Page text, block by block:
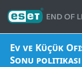
Ev ve Küçük
Sonu